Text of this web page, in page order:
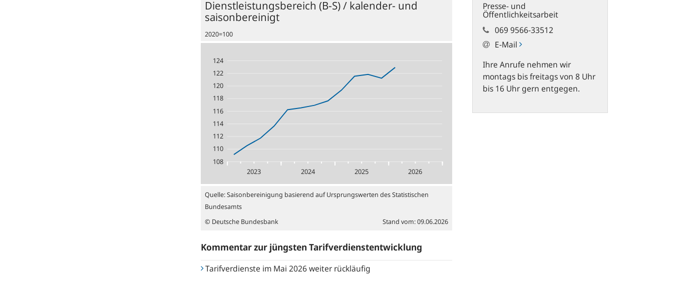
Dienstleistungsbereich (B-S) / kalender- und
saisonbereinigt
2020=100
108
110
112
114
116
118
120
122
124
2023 2024 2025 2026
Quelle:Saisonbereinigung basierend auf Ursprungswerten des Statistischen
Bundesamts
© Deutsche Bundesbank
Stand vom:09.06.2026
Kommentar zur jüngsten Tarifverdienstentwicklung
Tarifverdienste im Mai 2026 weiter rückläufig
Presse- und
Öffentlichkeitsarbeit
069 9566-33512
E-Mail
Ihre Anrufe nehmen wir
montags bis freitags von 8 Uhr
bis 16 Uhr gern entgegen.